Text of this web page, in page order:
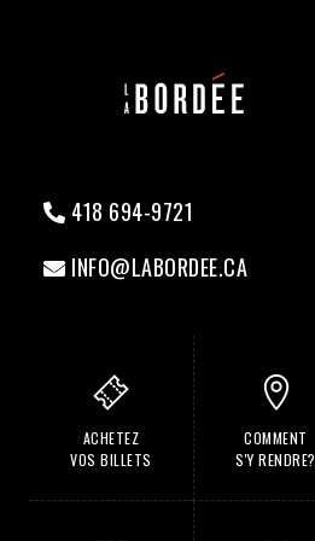
418 694-9721
INFO@LABORDEE.CA
ACHETEZ
VOS BILLETS
COMMENT
S'Y RENDRE?